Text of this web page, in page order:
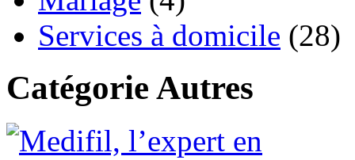
Services à domicile (28)
Catégorie Autres